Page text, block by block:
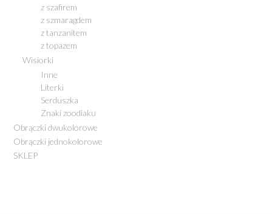
z szafirem
z szmaragdem
z tanzanitem
z topazem
Wisiorki
Inne
Literki
Serduszka
Znaki zoodiaku
Obrączki dwukolorowe
Obrączki jednokolorowe
SKLEP